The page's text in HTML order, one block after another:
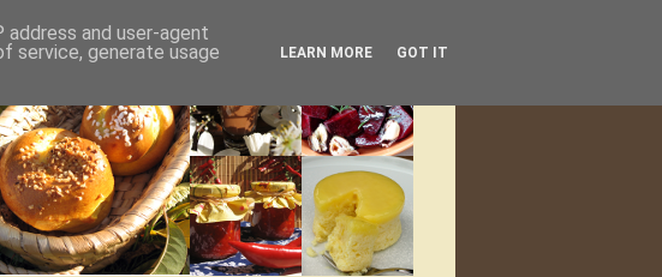
and user-agent
service, generate usage
LEARN MORE GOT IT